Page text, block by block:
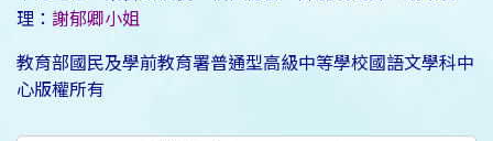
理： 謝郁卿小姐
教育部國民及學前教育署普通型高級中等學校國語文學科中
心版權所有